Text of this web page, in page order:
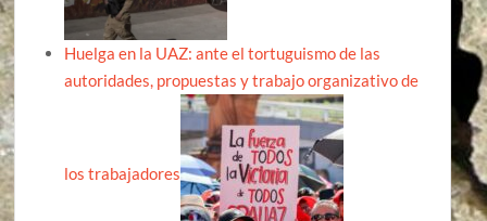
Huelga en la UAZ: ante el tortuguismo de las
autoridades, propuestas y trabajo organizativo de
los trabajadores